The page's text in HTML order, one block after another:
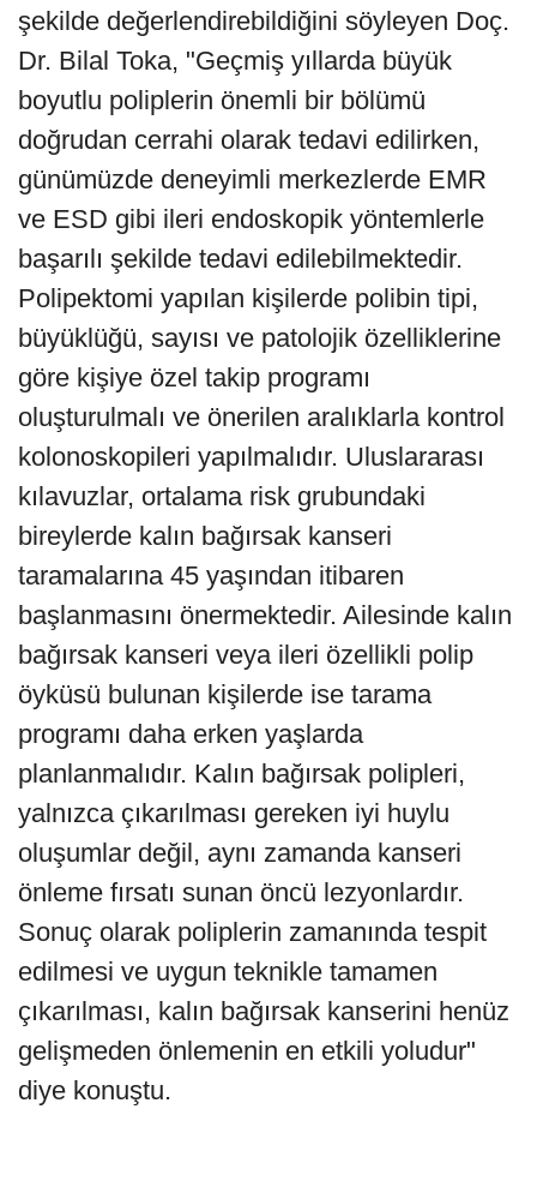
şekilde değerlendirebildiğini söyleyen Doç.
Dr. Bilal Toka, "Geçmiş yıllarda büyük
boyutlu poliplerin önemli bir bölümü
doğrudan cerrahi olarak tedavi edilirken,
günümüzde deneyimli merkezlerde EMR
ve ESD gibi ileri endoskopik yöntemlerle
başarılı şekilde tedavi edilebilmektedir.
Polipektomi yapılan kişilerde polibin tipi,
büyüklüğü, sayısı ve patolojik özelliklerine
göre kişiye özel takip programı
oluşturulmalı ve önerilen aralıklarla kontrol
kolonoskopileri yapılmalıdır. Uluslararası
kılavuzlar, ortalama risk grubundaki
bireylerde kalın bağırsak kanseri
taramalarına 45 yaşından itibaren
başlanmasını önermektedir. Ailesinde kalın
bağırsak kanseri veya ileri özellikli polip
öyküsü bulunan kişilerde ise tarama
programı daha erken yaşlarda
planlanmalıdır. Kalın bağırsak polipleri,
yalnızca çıkarılması gereken iyi huylu
oluşumlar değil, aynı zamanda kanseri
önleme fırsatı sunan öncü lezyonlardır.
Sonuç olarak poliplerin zamanında tespit
edilmesi ve uygun teknikle tamamen
çıkarılması, kalın bağırsak kanserini henüz
gelişmeden önlemenin en etkili yoludur"
diye konuştu.